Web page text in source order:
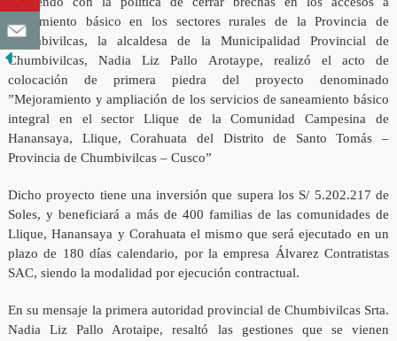
saneamiento básico en los sectores rurales de la Provincia de
Chumbivilcas, la alcaldesa de la Municipalidad Provincial de
Chumbivilcas, Nadia Liz Pallo Arotaype, realizó el acto de
colocación de primera piedra del proyecto denominado
”Mejoramiento y ampliación de los servicios de saneamiento básico
integral en el sector Llique de la Comunidad Campesina de
Hanansaya, Llique, Corahuata del Distrito de Santo Tomás –
Provincia de Chumbivilcas – Cusco”
Dicho proyecto tiene una inversión que supera los S/ 5.202.217 de
Soles, y beneficiará a más de 400 familias de las comunidades de
Llique, Hanansaya y Corahuata el mismo que será ejecutado en un
plazo de 180 días calendario, por la empresa Álvarez Contratistas
SAC, siendo la modalidad por ejecución contractual.
En su mensaje la primera autoridad provincial de Chumbivilcas Srta.
Nadia Liz Pallo Arotaipe, resaltó las gestiones que se vienen